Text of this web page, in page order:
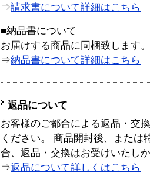
⇒請求書について詳細はこちら
■納品書について
お届けする商品に同梱致します。
⇒納品書について詳細はこちら
返品について
お客様のご都合による返品・交
ください。 商品開封後、または
合、返品・交換はお受けいたし
⇒返品について詳しくはこちら